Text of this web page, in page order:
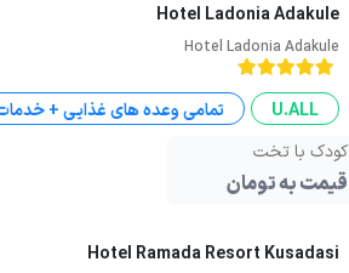
Hotel Ladonia Adakule
Hotel Ladonia Adakule
U.ALL
تمامی وعده های غذایی +
کودک با تخت
قیمت به تومان
Hotel Ramada Resort Kusadasi